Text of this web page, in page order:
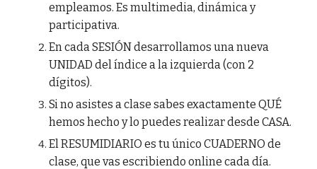
empleamos. Es multimedia, dinámica y
participativa.
En cada SESIÓN desarrollamos una nueva
UNIDAD del índice a la izquierda (con 2
dígitos).
Si no asistes a clase sabes exactamente QUÉ
hemos hecho y lo puedes realizar desde CASA.
El RESUMIDIARIO es tu único CUADERNO de
clase, que vas escribiendo online cada día.